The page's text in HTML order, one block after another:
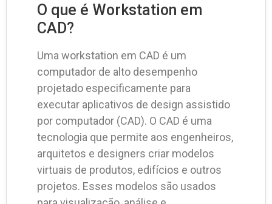
O que é Workstation em
CAD?
Uma workstation em CAD é um
computador de alto desempenho
projetado especificamente para
executar aplicativos de design assistido
por computador (CAD). O CAD é uma
tecnologia que permite aos engenheiros,
arquitetos e designers criar modelos
virtuais de produtos, edifícios e outros
projetos. Esses modelos são usados